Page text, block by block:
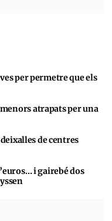
per permetre que els
atrapats per una
de centres
i gairebé dos